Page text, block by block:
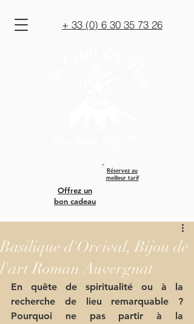
Réservez au
meilleur tarif
+ 33 (0) 6 30 35 73 26
Offrez un
bon cadeau
Basilique d'Orcival, Bijou de
l'art Roman Auvergnat
En quête de spiritualité ou à la
recherche de lieu remarquable ?
Pourquoi ne pas partir à la